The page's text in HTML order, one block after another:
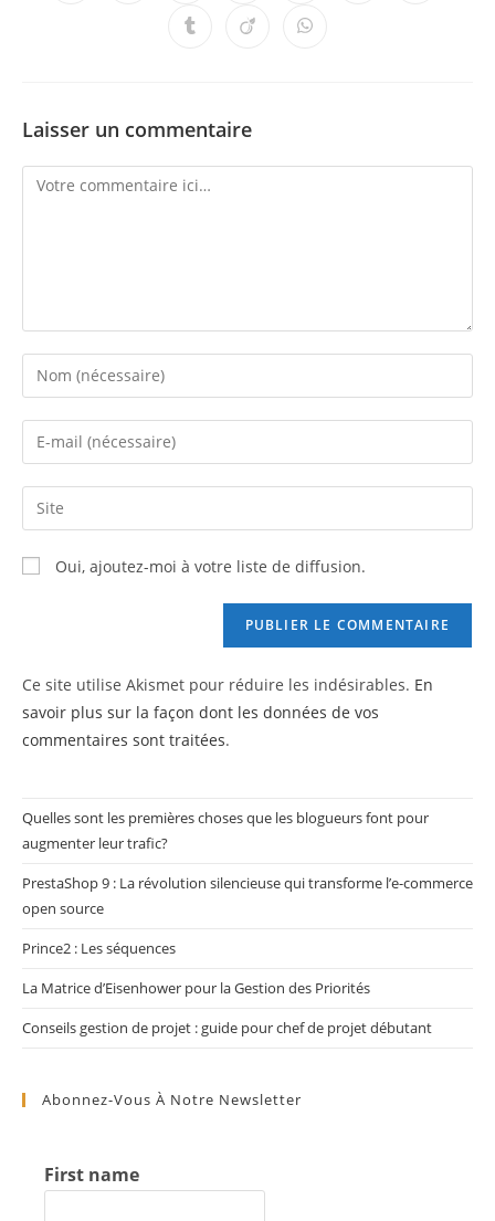
une
autre
une
autre
une
autre
Ouvrir Ouvrir Ouvrir
Laisser un commentaire
Comment
Enter
your
name
comment
Enter
your
email
address
comment
Saisir
l’URL
de
votre
Oui, ajoutez-moi à votre liste de diffusion.
Ce site utilise Akismet pour réduire les indésirables. En
savoir plus sur la façon dont les données de vos
commentaires sont traitées.
Quelles sont les premières choses que les blogueurs font pour
augmenter leur trafic?
PrestaShop 9 : La révolution silencieuse qui transforme l’e-commerce
open source
Prince2 : Les séquences
La Matrice d’Eisenhower pour la Gestion des Priorités
Conseils gestion de projet : guide pour chef de projet débutant
Abonnez-Vous À Notre Newsletter
First name